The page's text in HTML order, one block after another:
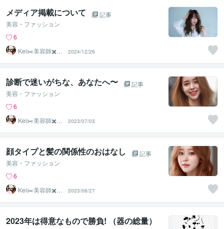
メディア掲載について
記事
美容・ファッション
6
Kei✂️美容師✖️似
合わせの専門家
2024/12/26
診断で迷いがちな、あなたへ〜
記事
美容・ファッション
6
Kei✂️美容師✖️似
合わせの専門家
2023/07/03
顔タイプと髪の関係性のおはなし
記事
美容・ファッション
6
Kei✂️美容師✖️似
合わせの専門家
2023/06/27
2023年は得意なもので勝負! （器の総量）